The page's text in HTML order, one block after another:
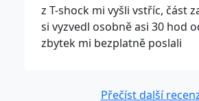
z T-shock mi vyšli vstříc, část
si vyzvedl osobně asi 30 hod
zbytek mi bezplatně poslali
Přečíst další